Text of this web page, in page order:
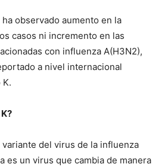
observado aumento en la
casos ni incremento en las
con influenza A(H3N2),
a nivel internacional
K.
variante del virus de la influenza
es un virus que cambia de manera